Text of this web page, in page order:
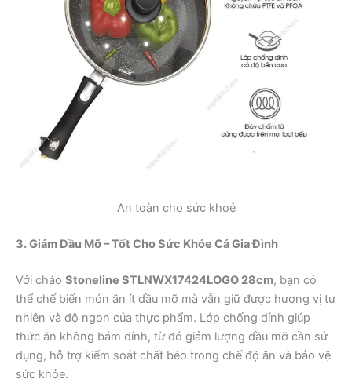
An toàn cho sức khoẻ
3. Giảm Dầu Mỡ – Tốt Cho Sức Khỏe Cả Gia Đình
Với chảo Stoneline STLNWX17424LOGO 28cm, bạn có
thể chế biến món ăn ít dầu mỡ mà vẫn giữ được hương vị tự
nhiên và độ ngon của thực phẩm. Lớp chống dính giúp
thức ăn không bám dính, từ đó giảm lượng dầu mỡ cần sử
dụng, hỗ trợ kiểm soát chất béo trong chế độ ăn và bảo vệ
sức khỏe.